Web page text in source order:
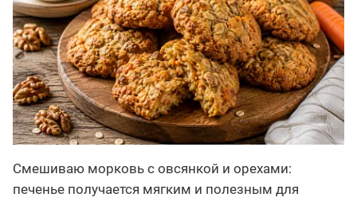
Смешиваю морковь с овсянкой и орехами:
печенье получается мягким и полезным для